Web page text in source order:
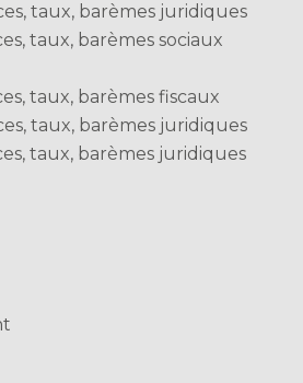
taux, barèmes juridiques
taux, barèmes sociaux
taux, barèmes fiscaux
taux, barèmes juridiques
taux, barèmes juridiques